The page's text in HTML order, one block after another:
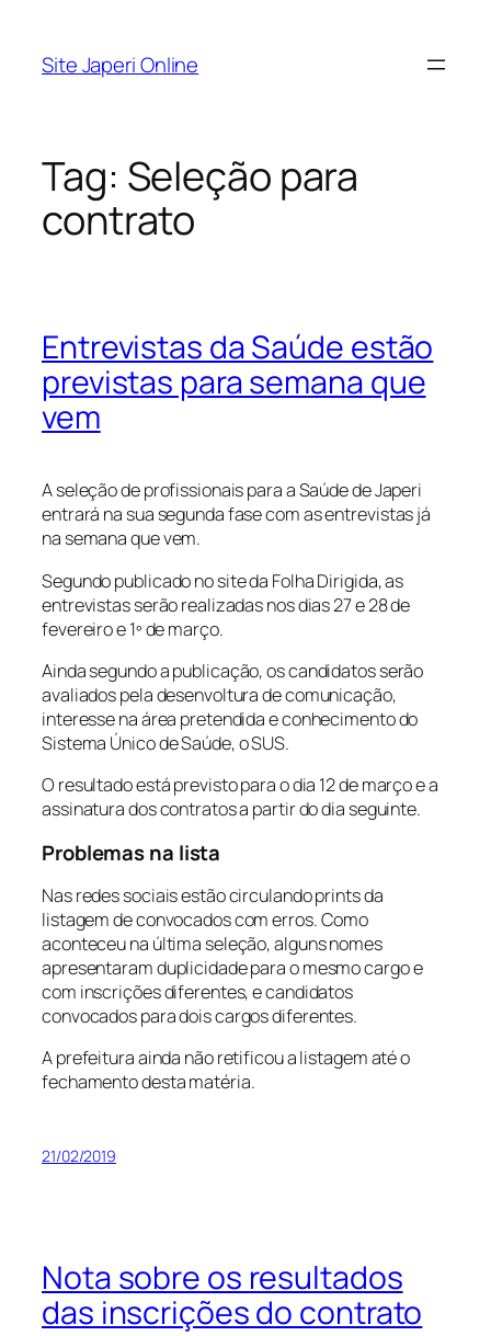
Site Japeri Online
Tag: Seleção para
contrato
Entrevistas da Saúde estão
previstas para semana que
vem
A seleção de profissionais para a Saúde de Japeri
entrará na sua segunda fase com as entrevistas já
na semana que vem.
Segundo publicado no site da Folha Dirigida, as
entrevistas serão realizadas nos dias 27 e 28 de
fevereiro e 1º de março.
Ainda segundo a publicação, os candidatos serão
avaliados pela desenvoltura de comunicação,
interesse na área pretendida e conhecimento do
Sistema Único de Saúde, o SUS.
O resultado está previsto para o dia 12 de março e a
assinatura dos contratos a partir do dia seguinte.
Problemas na lista
Nas redes sociais estão circulando prints da
listagem de convocados com erros. Como
aconteceu na última seleção, alguns nomes
apresentaram duplicidade para o mesmo cargo e
com inscrições diferentes, e candidatos
convocados para dois cargos diferentes.
A prefeitura ainda não retificou a listagem até o
fechamento desta matéria.
21/02/2019
Nota sobre os resultados
das inscrições do contrato